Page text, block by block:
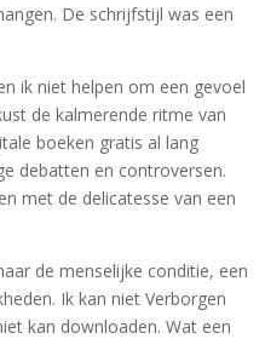
De schrijfstijl was een
ik niet helpen om een gevoel
de kalmerende ritme van
boeken gratis al lang
debatten en controversen.
met de delicatesse van een
de menselijke conditie, een
Ik kan niet Verborgen
kan downloaden. Wat een